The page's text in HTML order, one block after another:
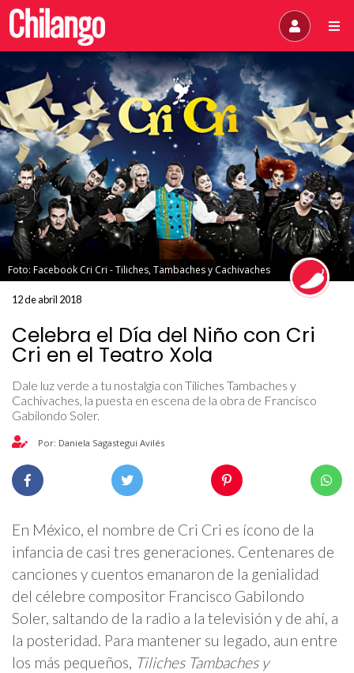
Foto: Facebook Cri Cri - Tiliches, Tambaches y Cachivaches
12 de abril 2018
Celebra el Día del Niño con Cri
Cri en el Teatro Xola
Dale luz verde a tu nostalgia con Tiliches Tambaches y
Cachivaches, la puesta en escena de la obra de Francisco
Gabilondo Soler.
Por: Daniela Sagastegui Avilés
En México, el nombre de Cri Cri es ícono de la
infancia de casi tres generaciones. Centenares de
canciones y cuentos emanaron de la genialidad
del célebre compositor Francisco Gabilondo
Soler, saltando de la radio a la televisión y de ahí, a
la posteridad. Para mantener su legado, aun entre
los más pequeños, Tiliches Tambaches y